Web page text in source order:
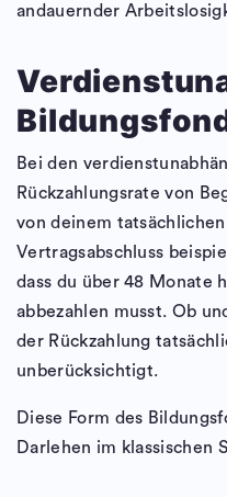
andauernder
Bei den
Rückzahlungsrate von
von deinem
Vertragsabschluss
dass du über 48 Monate
abbezahlen musst. Ob
der Rückzahlung
unberücksichtigt.
Diese Form des
Darlehen im klassischen